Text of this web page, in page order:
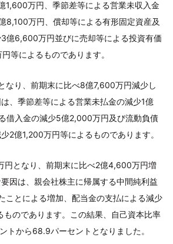
1,600万円、季節差等による営業未収入金
8,100万円、償却等による有形固定資産及
億6,600万円並びに売却等による投資有価
等によるものであります。
なり、前期末に比べ8億7,600万円減少し
、季節差等による営業未払金の減少1億
借入金の減少5億2,000万円及び流動負債
2億1,200万円等によるものであります。
円となり、前期末に比べ2億4,600万円増
因は、親会社株主に帰属する中間純利益
ことによる増加、配当金の支払による減少
のであります。この結果、自己資本比率
トから68.9パーセントとなりました。